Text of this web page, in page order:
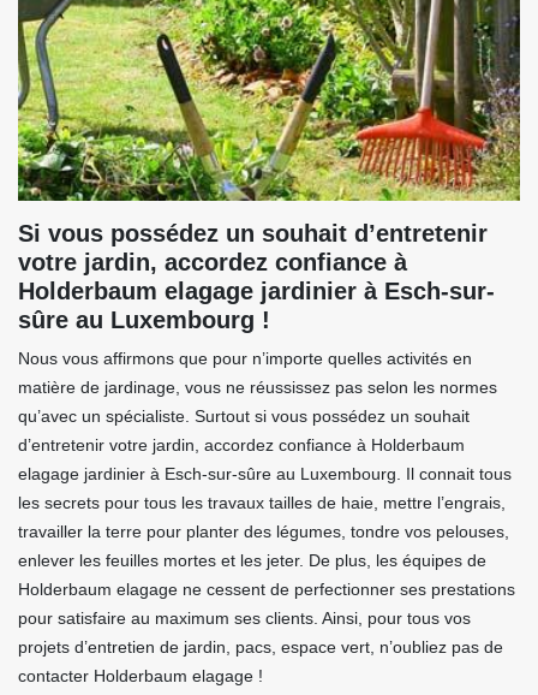
Si vous possédez un souhait d’entretenir
votre jardin, accordez confiance à
Holderbaum elagage jardinier à Esch-sur-
sûre au Luxembourg !
Nous vous affirmons que pour n’importe quelles activités en
matière de jardinage, vous ne réussissez pas selon les normes
qu’avec un spécialiste. Surtout si vous possédez un souhait
d’entretenir votre jardin, accordez confiance à Holderbaum
elagage jardinier à Esch-sur-sûre au Luxembourg. Il connait tous
les secrets pour tous les travaux tailles de haie, mettre l’engrais,
travailler la terre pour planter des légumes, tondre vos pelouses,
enlever les feuilles mortes et les jeter. De plus, les équipes de
Holderbaum elagage ne cessent de perfectionner ses prestations
pour satisfaire au maximum ses clients. Ainsi, pour tous vos
projets d’entretien de jardin, pacs, espace vert, n’oubliez pas de
contacter Holderbaum elagage !